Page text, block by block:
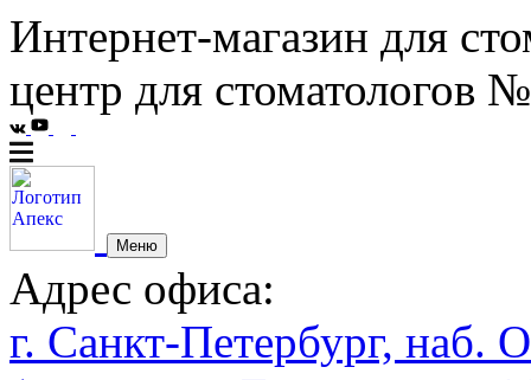
Интернет-магазин для
центр для стоматологов
Меню
Адрес офиса:
г. Санкт-Петербург, наб.